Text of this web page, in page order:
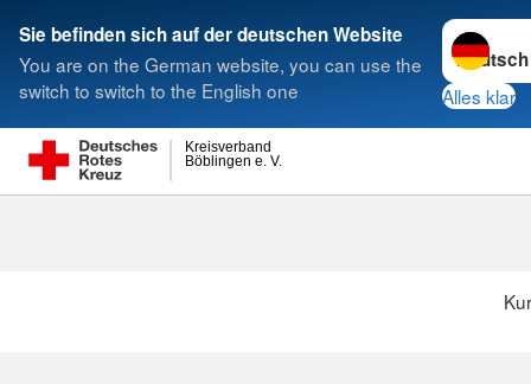
Sie befinden sich auf der deutschen Website
You are on the German website, you can use the
switch to switch to the English one
Sprache
Alles klar
Böblingen e. V.
Kreisverband
Suche